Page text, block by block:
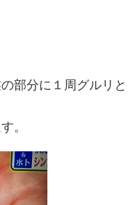
部分に１周グルリと
。